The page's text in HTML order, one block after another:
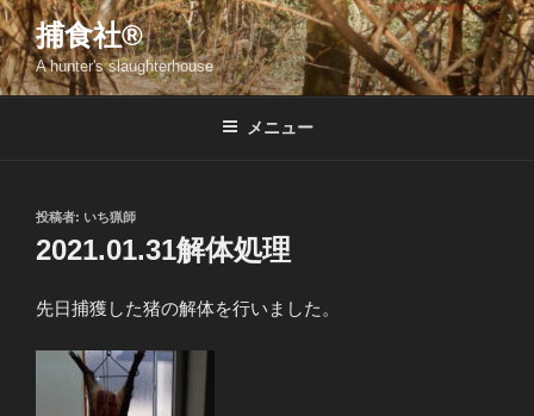
コ
ン
テ
ン
捕食社®
A hunter's slaughterhouse
メニュー
投
稿
日:
投稿者: いち猟師
2021.01.31解体処理
先日捕獲した猪の解体を行いました。